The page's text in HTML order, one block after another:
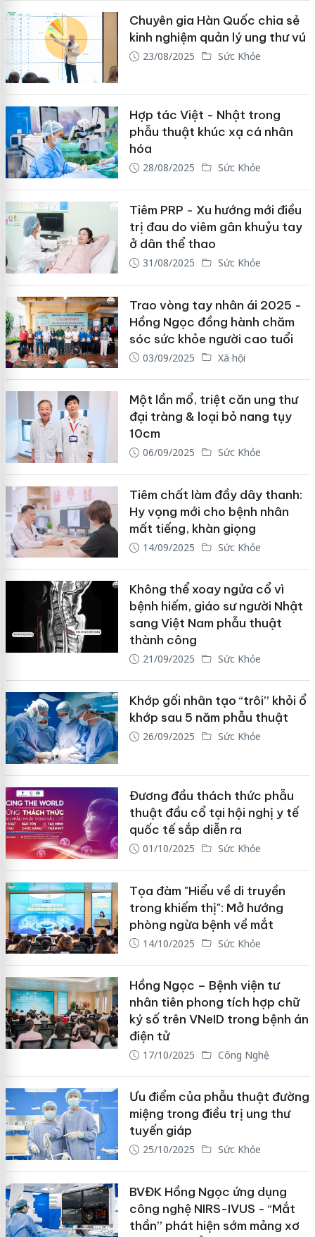
Chuyên gia Hàn Quốc chia sẻ
kinh nghiệm quản lý ung thư vú
23/08/2025 Sức Khỏe
Hợp tác Việt - Nhật trong
phẫu thuật khúc xạ cá nhân
hóa
28/08/2025 Sức Khỏe
Tiêm PRP - Xu hướng mới điều
trị đau do viêm gân khuỷu tay
ở dân thể thao
31/08/2025 Sức Khỏe
Trao vòng tay nhân ái 2025 -
Hồng Ngọc đồng hành chăm
sóc sức khỏe người cao tuổi
03/09/2025 Xã hội
Một lần mổ, triệt căn ung thư
đại tràng & loại bỏ nang tụy
10cm
06/09/2025 Sức Khỏe
Tiêm chất làm đầy dây thanh:
Hy vọng mới cho bệnh nhân
mất tiếng, khàn giọng
14/09/2025 Sức Khỏe
Không thể xoay ngửa cổ vì
bệnh hiếm, giáo sư người Nhật
sang Việt Nam phẫu thuật
thành công
21/09/2025 Sức Khỏe
Khớp gối nhân tạo “trôi” khỏi ổ
khớp sau 5 năm phẫu thuật
26/09/2025 Sức Khỏe
Đương đầu thách thức phẫu
thuật đầu cổ tại hội nghị y tế
quốc tế sắp diễn ra
01/10/2025 Sức Khỏe
Tọa đàm "Hiểu về di truyền
trong khiếm thị": Mở hướng
phòng ngừa bệnh về mắt
14/10/2025 Sức Khỏe
Hồng Ngọc – Bệnh viện tư
nhân tiên phong tích hợp chữ
ký số trên VNeID trong bệnh án
điện tử
17/10/2025 Công Nghệ
Ưu điểm của phẫu thuật đường
miệng trong điều trị ung thư
tuyến giáp
25/10/2025 Sức Khỏe
BVĐK Hồng Ngọc ứng dụng
công nghệ NIRS-IVUS - “Mắt
thần” phát hiện sớm mảng xơ